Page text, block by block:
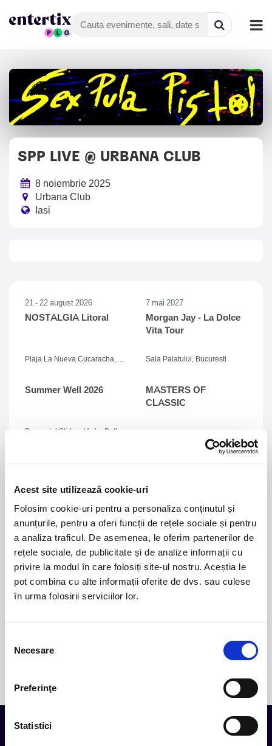
Acest site utilizează cookie-uri
Folosim cookie-uri pentru a personaliza conținutul și
anunțurile, pentru a oferi funcții de rețele sociale și pentru
a analiza traficul. De asemenea, le oferim partenerilor de
rețele sociale, de publicitate și de analize informații cu
privire la modul în care folosiți site-ul nostru. Aceștia le
pot combina cu alte informații oferite de dvs. sau culese
în urma folosirii serviciilor lor.
consimțământului
Necesare
Preferinţe
Statistici
SPP LIVE @ URBANA CLUB
8 noiembrie 2025
Urbana Club
Iasi
21 - 22 august 2026
NOSTALGIA Litoral
7 mai 2027
Morgan Jay - La Dolce
Vita Tour
Sala Palatului, Bucuresti
Summer Well 2026
Domeniul Stirbey Voda, Buftea
MASTERS OF
CLASSIC
Blackbriar ajunge la București pe 27 septembrie,
cel mai nou album al formației, A Thousand Little
Deaths, un material ce explorează teme precum
iubirea, pierderea și moartea prin imagini cinematice,
versuri captivante și puternice sonorități symphonic
metal.
50 YEARS OF BONEY M
Sala Palatului, legenda disco Liz Mitchell, vocea
internațional.